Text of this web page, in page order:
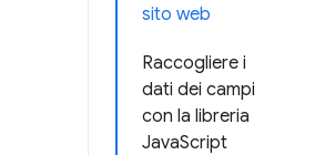
sito web
Raccogliere i
dati dei campi
con la libreria
JavaScript